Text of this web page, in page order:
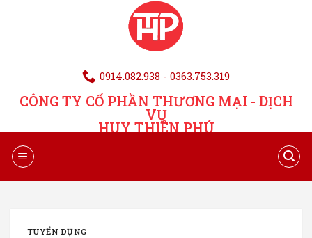
0914.082.938 - 0363.753.319
CÔNG TY CỔ PHẦN THƯƠNG MẠI - DỊCH
VỤ
HUY THIÊN PHÚ
TUYỂN DỤNG